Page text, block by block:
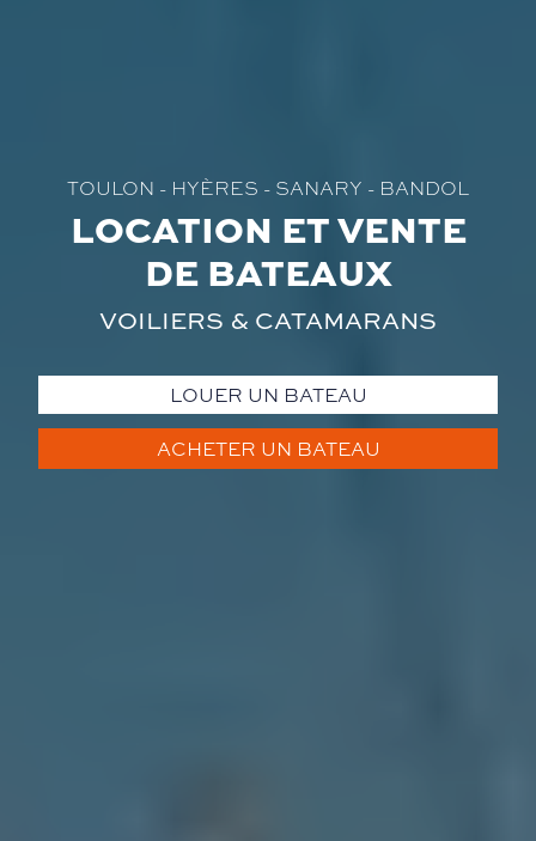
TOULON - HYÈRES - SANARY - BANDOL
LOCATION ET VENTE
DE BATEAUX
VOILIERS & CATAMARANS
LOUER UN BATEAU
ACHETER UN BATEAU